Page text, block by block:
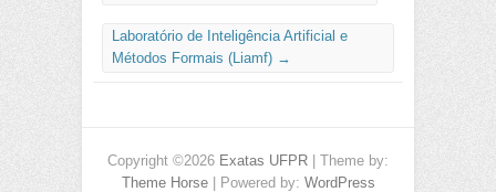
Laboratório de Inteligência Artificial e
Métodos Formais (Liamf) →
Copyright ©2026 Exatas UFPR | Theme by:
Theme Horse| Powered by: WordPress